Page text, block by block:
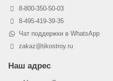
8-800-350-50-03
8-495-419-39-35
Чат поддержки в WhatsApp
zakaz@tikostroy.ru
Наш адрес